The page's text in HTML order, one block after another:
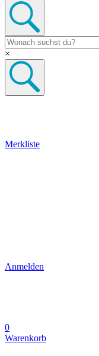
×
Merkliste
Anmelden
0
Warenkorb